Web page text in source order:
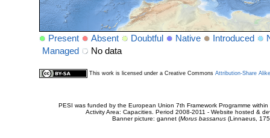
Present Absent Doubtful Native Introduced
Managed
No data
This work is licensed under a Creative Commons Attribution-Share
PESI was funded by the European Union 7th Framework Programme
Activity Area: Capacities. Period 2008-2011 - Website hosted &
Banner picture: gannet (Morus bassanus(Linnaeus,